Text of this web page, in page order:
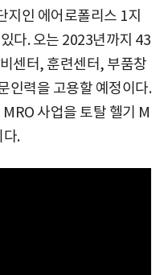
지인 에어로폴리스 1지
다. 오는 2023년까지 43
센터, 훈련센터, 부품창
인력을 고용할 예정이다.
사업을 토탈 헬기 M
.